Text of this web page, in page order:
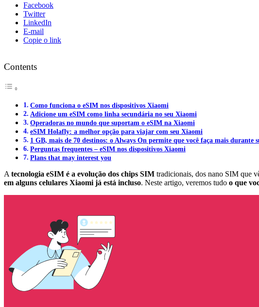
Facebook
Twitter
LinkedIn
E-mail
Copie o link
Contents
Como funciona o eSIM nos dispositivos Xiaomi
Adicione um eSIM como linha secundária no seu Xiaomi
Operadoras no mundo que suportam o eSIM na Xiaomi
eSIM Holafly: a melhor opção para viajar com seu Xiaomi
1 GB, mais de 70 destinos: o Always On permite que você faça mais durante
Perguntas frequentes – eSIM nos dispositivos Xiaomi
Plans that may interest you
A tecnologia eSIM é a evolução dos chips SIM tradicionais, dos nano SIM que
em alguns celulares Xiaomi já está incluso. Neste artigo, veremos tudo o que